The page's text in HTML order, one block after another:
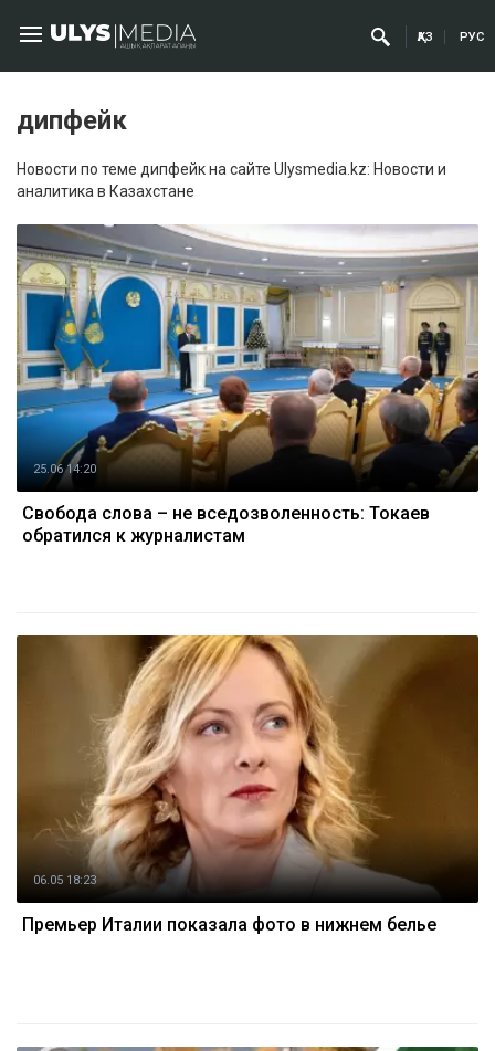
ҚАЗ РУС
дипфейк
Новости по теме дипфейк на сайте Ulysmedia.kz: Новости и
аналитика в Казахстане
25.06 14:20
Свобода слова – не вседозволенность: Токаев
обратился к журналистам
06.05 18:23
Премьер Италии показала фото в нижнем белье